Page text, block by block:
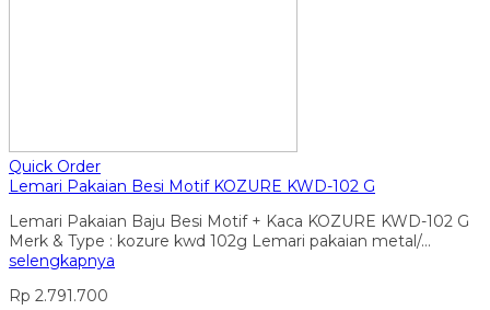
Quick Order
Lemari Pakaian Besi Motif KOZURE KWD-102 G
Lemari Pakaian Baju Besi Motif + Kaca KOZURE KWD-102 G
Merk & Type : kozure kwd 102g Lemari pakaian metal/…
selengkapnya
Rp 2.791.700